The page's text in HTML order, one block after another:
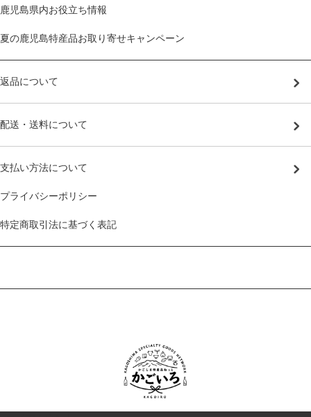
鹿児島県内お役立ち情報
夏の鹿児島特産品お取り寄せキャンペーン
返品について
配送・送料について
支払い方法について
プライバシーポリシー
特定商取引法に基づく表記